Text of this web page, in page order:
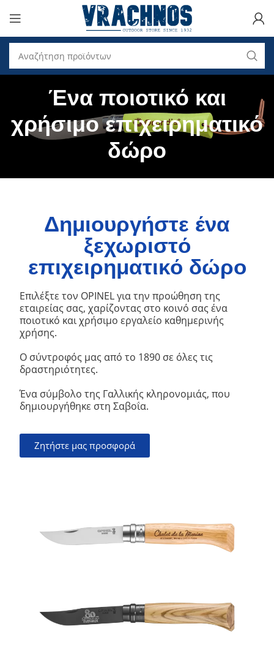
Ένα ποιοτικό και
χρήσιμο επιχειρηματικό
δώρο
Δημιουργήστε ένα
ξεχωριστό
επιχειρηματικό δώρο
Επιλέξτε τον OPINEL για την προώθηση της
εταιρείας σας, χαρίζοντας στο κοινό σας ένα
ποιοτικό και χρήσιμο εργαλείο καθημερινής
χρήσης.
Ο σύντροφός μας από το 1890 σε όλες τις
δραστηριότητες.
Ένα σύμβολο της Γαλλικής κληρονομιάς, που
δημιουργήθηκε στη Σαβοΐα.
Ζητήστε μας προσφορά